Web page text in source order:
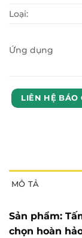
Loại:
Ứng dụng
LIÊN HỆ BÁO
MÔ TẢ
Sản phẩm:
chọn hoàn